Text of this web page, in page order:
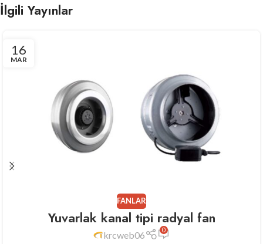
İlgili Yayınlar
16
MAR
FANLAR
Yuvarlak kanal tipi radyal fan
krcweb06 0